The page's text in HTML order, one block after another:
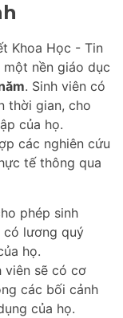
Khoa Học - Tin
nền giáo dục
. Sinh viên có
thời gian, cho
của họ.
các nghiên cứu
tế thông qua
phép sinh
có lương quý
họ.
viên sẽ có cơ
các bối cảnh
của họ.